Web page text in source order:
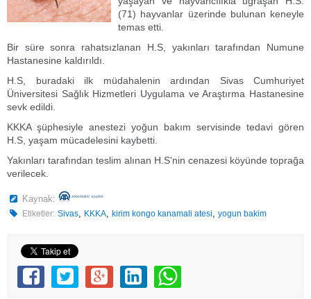
(71) hayvanlar üzerinde bulunan keneyle
temas etti.
Bir süre sonra rahatsızlanan H.S, yakınları tarafından Numune
Hastanesine kaldırıldı.
H.S, buradaki ilk müdahalenin ardından Sivas Cumhuriyet
Üniversitesi Sağlık Hizmetleri Uygulama ve Araştırma Hastanesine
sevk edildi.
KKKA şüphesiyle anestezi yoğun bakım servisinde tedavi gören
H.S, yaşam mücadelesini kaybetti.
Yakınları tarafından teslim alınan H.S'nin cenazesi köyünde toprağa
verilecek.
Kaynak:
Etiketler: Sivas, KKKA,kirim kongo kanamali atesi,yogun bakim